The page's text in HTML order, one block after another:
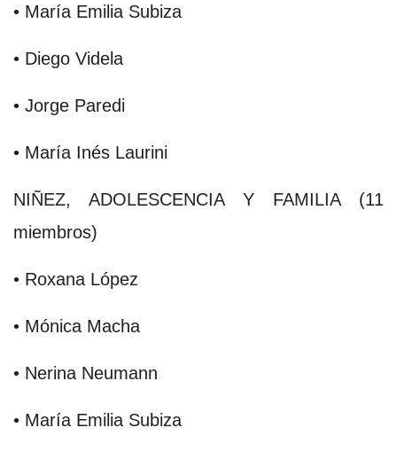
• María Emilia Subiza
• Diego Videla
• Jorge Paredi
• María Inés Laurini
NIÑEZ, ADOLESCENCIA Y FAMILIA (11
miembros)
• Roxana López
• Mónica Macha
• Nerina Neumann
• María Emilia Subiza